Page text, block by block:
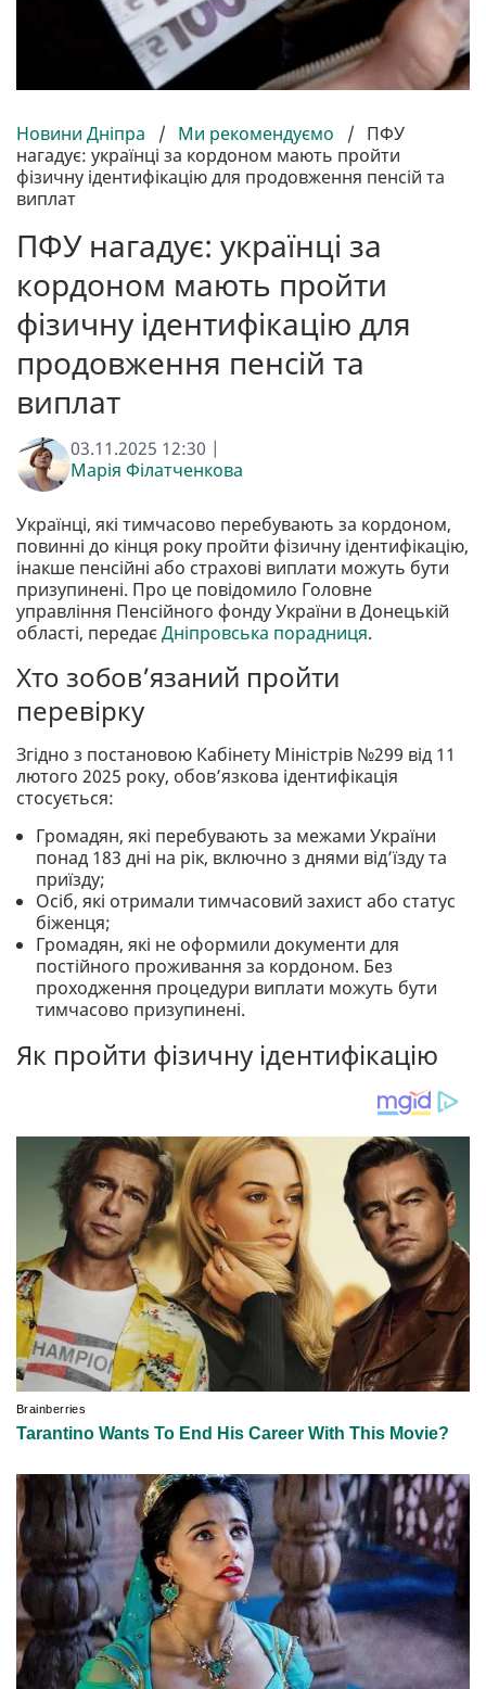
Новини Дніпра / Ми рекомендуємо / ПФУ
нагадує: українці за кордоном мають пройти
фізичну ідентифікацію для продовження пенсій та
виплат
ПФУ нагадує: українці за
кордоном мають пройти
фізичну ідентифікацію для
продовження пенсій та
виплат
03.11.2025 12:30 |
Марія Філатченкова
Українці, які тимчасово перебувають за кордоном,
повинні до кінця року пройти фізичну ідентифікацію,
інакше пенсійні або страхові виплати можуть бути
призупинені. Про це повідомило Головне
управління Пенсійного фонду України в Донецькій
області, передаєДніпровська порадниця.
Хто зобов’язаний пройти
перевірку
Згідно з постановою Кабінету Міністрів №299 від 11
лютого 2025 року, обов’язкова ідентифікація
стосується:
Громадян, які перебувають за межами України
понад 183 дні на рік, включно з днями від’їзду та
приїзду;
Осіб, які отримали тимчасовий захист або статус
біженця;
Громадян, які не оформили документи для
постійного проживання за кордоном. Без
проходження процедури виплати можуть бути
тимчасово призупинені.
Як пройти фізичну ідентифікацію